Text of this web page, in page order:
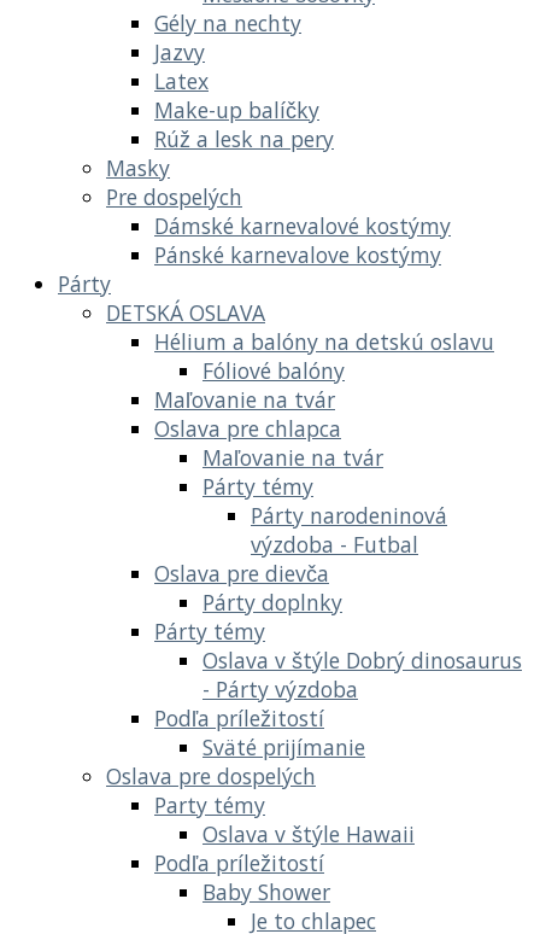
Gély na nechty
Jazvy
Latex
Make-up balíčky
Rúž a lesk na pery
Masky
Pre dospelých
Dámské karnevalové kostýmy
Pánské karnevalove kostýmy
Párty
DETSKÁ OSLAVA
Hélium a balóny na detskú oslavu
Fóliové balóny
Maľovanie na tvár
Oslava pre chlapca
Maľovanie na tvár
Párty témy
Párty narodeninová
výzdoba - Futbal
Oslava pre dievča
Párty doplnky
Párty témy
Oslava v štýle Dobrý dinosaurus
- Párty výzdoba
Podľa príležitostí
Sväté prijímanie
Oslava pre dospelých
Party témy
Oslava v štýle Hawaii
Podľa príležitostí
Baby Shower
Je to chlapec